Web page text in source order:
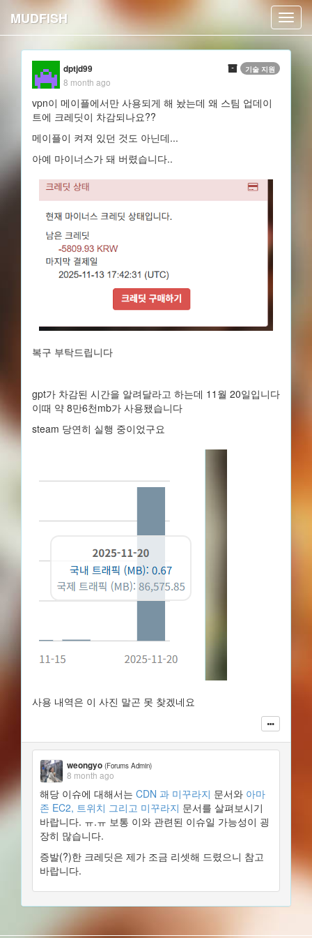
MUDFISH
dptjd99
8 month ago
기술 지원
vpn이 메이플에서만 사용되게 해 놨는데 왜 스팀 업데이
트에 크레딧이 차감되나요??
메이플이 켜져 있던 것도 아닌데...
아예 마이너스가 돼 버렸습니다..
복구 부탁드립니다
gpt가 차감된 시간을 알려달라고 하는데 11월 20일입니다
이때 약 8만6천mb가 사용됐습니다
steam 당연히 실행 중이었구요
사용 내역은 이 사진 말곤 못 찾겠네요
weongyo (Forums Admin)
8 month ago
해당 이슈에 대해서는 CDN 과 미꾸라지 문서와 아마
존 EC2, 트위치 그리고 미꾸라지 문서를 살펴보시기
바랍니다. ㅠ.ㅠ 보통 이와 관련된 이슈일 가능성이 굉
장히 많습니다.
증발(?)한 크레딧은 제가 조금 리셋해 드렸으니 참고
바랍니다.